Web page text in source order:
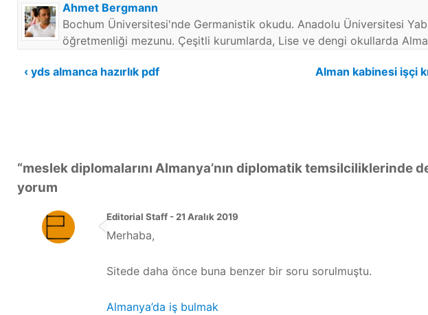
Ahmet Bergmann
Bochum Üniversitesi'nde Germanistik okudu. Anadolu Üniversitesi
öğretmenliği mezunu. Çeşitli kurumlarda, Lise ve dengi okullarda
Yazı
‹ yds almanca hazırlık pdf
Alman kabinesi işçi
“meslek diplomalarını Almanya’nın diplomatik temsilciliklerinde
yorum
Editorial Staff - 21 Aralık 2019
Merhaba,
Sitede daha önce buna benzer bir soru sorulmuştu.
Almanya’da iş bulmak